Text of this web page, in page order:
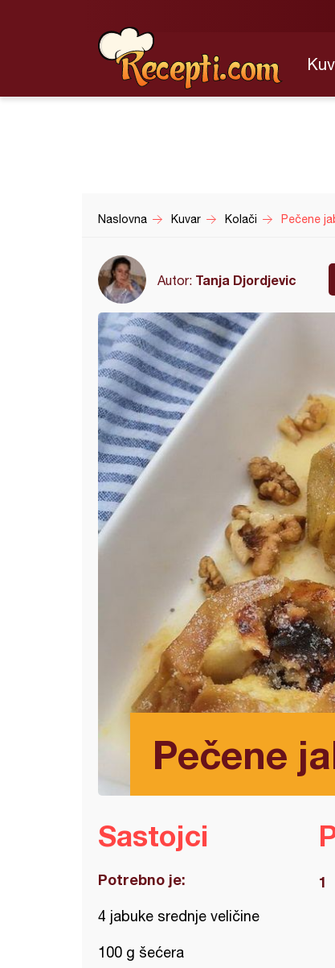
Naslovna Kuvar Kolači Pečene
Autor: Tanja Djordjevic
Pečene
Sastojci
Potrebno je:
4 jabuke srednje veličine
100 g šećera